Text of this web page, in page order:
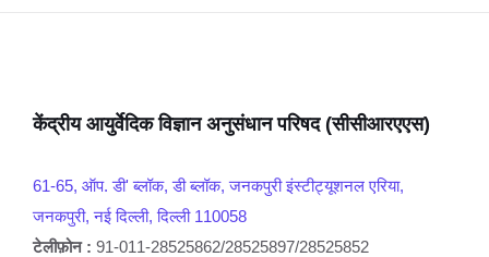
केंद्रीय आयुर्वेदिक विज्ञान अनुसंधान परिषद (सीसीआरएएस)
61-65, ऑप. डी' ब्लॉक, डी ब्लॉक, जनकपुरी इंस्टीट्यूशनल एरिया,
जनकपुरी, नई दिल्ली, दिल्ली 110058
टेलीफ़ोन : 91-011-28525862/28525897/28525852